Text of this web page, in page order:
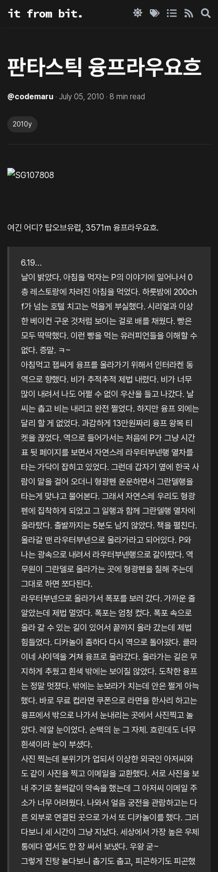
it from bit.
판타스틱 융프라우요흐
@codemaru · July 05, 2010 · 8 min read
2010y
여긴 어디? 탑오브유럽, 3571m 융프라우요흐.
6.19…
날이 밝았다. 아침을 먹자는 P의 이야기에 일어나서 0
층 레스토랑에 차려진 아침을 먹었다. 하룻밤에 200ch
f가 넘는 호텔 치고는 먹을게 부실했다. 시리얼과 이상
한 베이컨 구운 것처럼 보이는 걸로 배를 채웠다. 빵은
모두 딱딱했다. 이런 빵을 먹는 유러피언들을 이해할 수
없다. 증말. ㅋ~
아침먹고 잽싸게 융프를 올라가기 위해서 인터라켄 동
역으로 향했다. 비가 추적추적 제법 내렸다. 비가 너무
많이 내려서 나도 어쩔 수 없이 우산을 들고 나갔다. 날
씨는 춥고 비는 내리고 완전 쩔었다. 하지만 융프 외에는
달리 할 게 없었다. 과감하게 13만원짜리 융프 왕복 티
켓을 끊었다. 역으로 들어가서는 처음에 P가 그냥 시간
표 뒷 페이지를 보면서 자연스레 라우터부넨행 열차를
타는 가닥이 잡히고 있었다. 그런데 갑자기 옆에 한국 사
람이 말을 걸어 오더니 형광펜 운운하면서 그란델행을
타는게 맞냐고 물어본다. 그래서 자연스레 우리도 형광
펜에 집착하게 되었고 그 일행과 함께 그란델행 열차에
올라탔다. 출발까지는 5분도 남지 않았다. 책을 펼친다.
올라갈 땐 라우터부넨으로 올라가라고 되어있다. P와
나는 광속으로 내려서 라우터부넨행으로 갈아탔다. 역
무원이 그란델로 올라가는 곳에 형광펜을 칠해 주는데
그대로 하면 쪼다된다.
라우터부넨으로 올라가서 폭포를 보러 갔다. 가까운 줄
알았는데 제법 멀었다. 폭포는 엄청 컸다. 폭포 속으로
올라 갈 수 있는 길이 있어서 끝까지 올라 갔는데 제법
힘들었다. 디카놀이 좀하다 다시 역으로 돌아왔다. 클라
이네 샤이덱을 거쳐 융프로 올라갔다. 올라가는 길은 무
지하게 추웠고 흰색 밖에는 보이질 않았다. 도착한 융프
는 정말 멋졌다. 밖에는 눈보라가 치는데 안은 쩔게 아늑
했다. 바로 무료 컵라면 쿠폰으로 라면을 한사리 하고는
융프에서 밖으로 나가서 눈내리는 곳에서 사진찍고 놀
았다. 레알 눈이었다. 순백의 눈 그 자체. 흐린데도 너무
흰색이라 눈이 부셨다.
사진 찍는데 분위기가 업되서 이상한 외국인 아저씨와
도 같이 사진을 찍고 이메일을 교환했다. 서로 사진을 보
내 주기로 철썩같이 약속을 했는데 그 아저씨 이메일 주
소가 너무 어려웠다. 나와서 얼음 궁전을 관람하고는 다
른 외부로 연결된 곳으로 가서 또 디카놀이를 했다. 그러
다보니 세 시간이 그냥 지났다. 세상에서 가장 높은 우체
통에다 엽서도 한 장 써서 보냈다. 우왕 굳~
그렇게 진탕 놀다보니 춥기도 춥고, 피곤하기도 피곤했